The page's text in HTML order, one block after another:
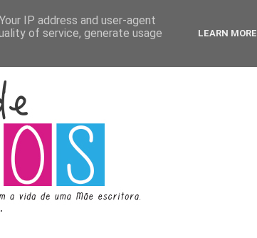
IP address and user-agent
of service, generate usage
LEARN MORE